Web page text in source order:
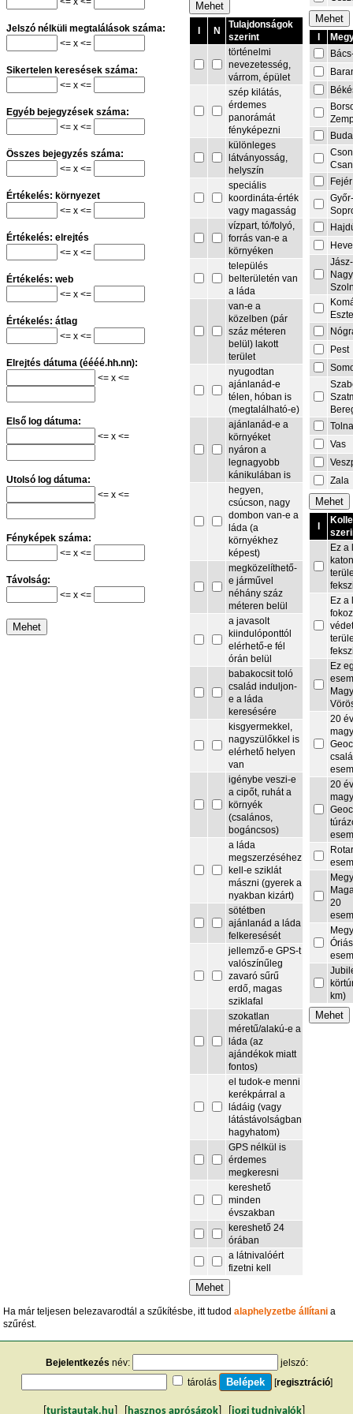
Jelszó nélküli megtalálások száma:
<= x <=
Sikertelen keresések száma:
<= x <=
Egyéb bejegyzések száma:
<= x <=
Összes bejegyzés száma:
<= x <=
Értékelés: környezet
<= x <=
Értékelés: elrejtés
<= x <=
Értékelés: web
<= x <=
Értékelés: átlag
<= x <=
Elrejtés dátuma (éééé.hh.nn):
<= x <=
Első log dátuma:
<= x <=
Utolsó log dátuma:
<= x <=
Fényképek száma:
<= x <=
Távolság:
<= x <=
N
Tulajdonságok
szerint
történelmi
nevezetesség,
várrom, épület
szép kilátás,
érdemes
panorámát
fényképezni
különleges
látványosság,
helyszín
speciális
koordináta-érték
vagy magasság
vízpart, tó/folyó,
forrás van-e a
környéken
település
belterületén van
a láda
van-e a
közelben (pár
száz méteren
belül) lakott
terület
nyugodtan
ajánlanád-e
télen, hóban is
(megtalálható-e)
ajánlanád-e a
környéket
nyáron a
legnagyobb
kánikulában is
hegyen,
csúcson, nagy
dombon van-e a
láda (a
környékhez
képest)
megközelíthető-
e járművel
néhány száz
méteren belül
a javasolt
kiindulóponttól
elérhető-e fél
órán belül
babakocsit toló
család induljon-
e a láda
keresésére
kisgyermekkel,
nagyszülőkkel is
elérhető helyen
van
igénybe veszi-e
a cipőt, ruhát a
környék
(csalános,
bogáncsos)
a láda
megszerzéséhez
kell-e sziklát
mászni (gyerek a
nyakban kizárt)
sötétben
ajánlanád a láda
felkeresését
jellemző-e GPS-t
valószínűleg
zavaró sűrű
erdő, magas
sziklafal
szokatlan
méretű/alakú-e a
láda (az
ajándékok miatt
fontos)
el tudok-e menni
kerékpárral a
ládáig (vagy
látástávolságban
hagyhatom)
GPS nélkül is
érdemes
megkeresni
kereshető
minden
évszakban
kereshető 24
órában
a látnivalóért
fizetni kell
Fejér
Jász-
Pest
Vas
Zala
Ez a
Ez a
Ez
20
20
20
km)
Ha már teljesen belezavarodtál a szűkítésbe, itt tudodalaphelyzetbe állítani a
szűrést.
Bejelentkezés név:
jelszó:
tárolás
[regisztráció]
turistautak.hu hasznos apróságok jogi tudnivalók